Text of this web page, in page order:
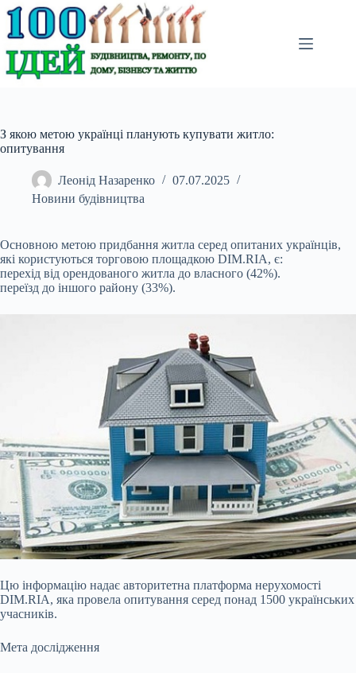
Перейти
до
вмісту
З якою метою українці планують купувати житло:
опитування
Леонід Назаренко
07.07.2025
Новини будівництва
Основною метою придбання житла серед опитаних українців,
які користуються торговою площадкою DIM.RIA, є:
перехід від орендованого житла до власного (42%).
переїзд до іншого району (33%).
Цю інформацію надає авторитетна платформа нерухомості
DIM.RIA, яка провела опитування серед понад 1500 українських
учасників.
Мета дослідження